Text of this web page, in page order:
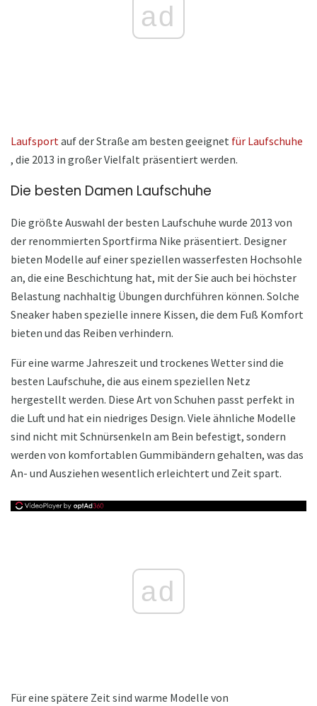
ad
Laufsport auf der Straße am besten geeignet für Laufschuhe
, die 2013 in großer Vielfalt präsentiert werden.
Die besten Damen Laufschuhe
Die größte Auswahl der besten Laufschuhe wurde 2013 von
der renommierten Sportfirma Nike präsentiert. Designer
bieten Modelle auf einer speziellen wasserfesten Hochsohle
an, die eine Beschichtung hat, mit der Sie auch bei höchster
Belastung nachhaltig Übungen durchführen können. Solche
Sneaker haben spezielle innere Kissen, die dem Fuß Komfort
bieten und das Reiben verhindern.
Für eine warme Jahreszeit und trockenes Wetter sind die
besten Laufschuhe, die aus einem speziellen Netz
hergestellt werden. Diese Art von Schuhen passt perfekt in
die Luft und hat ein niedriges Design. Viele ähnliche Modelle
sind nicht mit Schnürsenkeln am Bein befestigt, sondern
werden von komfortablen Gummibändern gehalten, was das
An- und Ausziehen wesentlich erleichtert und Zeit spart.
ad
Für eine spätere Zeit sind warme Modelle von